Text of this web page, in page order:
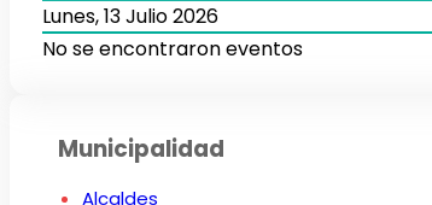
Lunes, 13 Julio 2026
No se encontraron eventos
Municipalidad
Alcaldes